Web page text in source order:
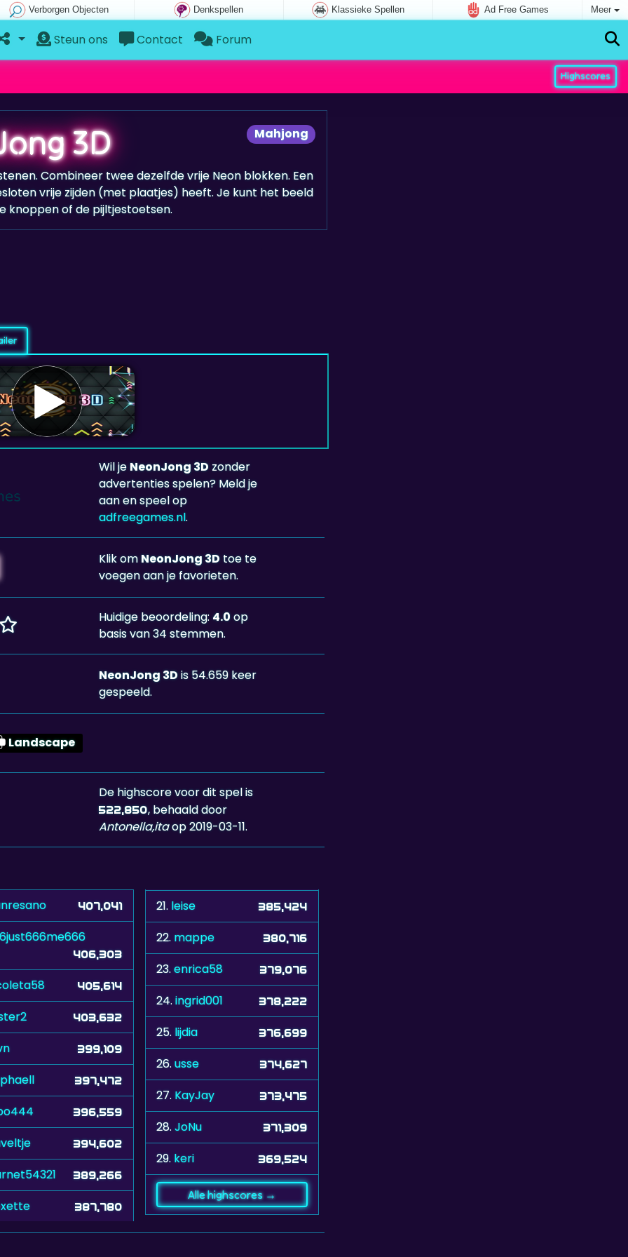
Verborgen Objecten Denkspellen Klassieke Spellen Ad Free Games Meer
Steun ons Contact Forum
Highscores
Mahjong
3D
Combineer twee dezelfde vrije Neon blokken. Een
vrije zijden (met plaatjes) heeft. Je kunt het beeld
knoppen of de pijltjestoetsen.
Wil jeNeonJong 3Dzonder
advertenties spelen? Meld je
aan en speel op
adfreegames.nl.
Klik omNeonJong 3Dtoe te
voegen aan je favorieten.
Huidige beoordeling:4.0op
basis van 34 stemmen.
NeonJong 3Dis 54.659 keer
gespeeld.
Landscape
De highscore voor dit spel is
522,850, behaald door
Antonella,itaop 2019-03-11.
407,041
406,303
405,614
403,632
399,109
397,472
396,559
394,602
389,266
387,780
21. leise 385,424
22. mappe 380,716
23.enrica58 379,076
24.ingrid001 378,222
25. lijdia 376,699
26.usse 374,627
27. KayJay 373,475
28.JoNu 371,309
29. keri 369,524
Alle highscores →